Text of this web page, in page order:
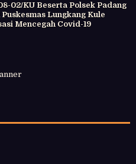
02/KU Beserta Polsek Padang
Lungkang Kule
Mencegah Covid-19